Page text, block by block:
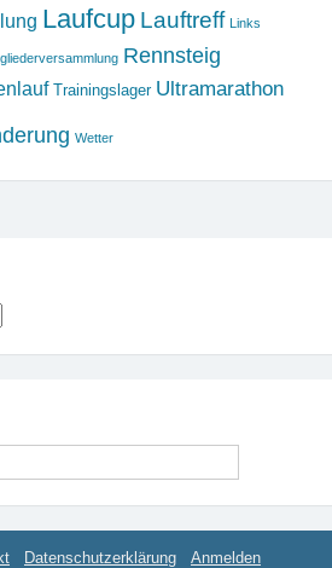
Laufcup Lauftreff Links
Rennsteig
Trainingslager Ultramarathon
Wetter
Datenschutzerklärung Anmelden